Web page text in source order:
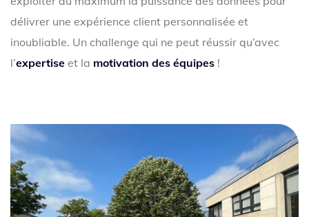
délivrer une expérience client personnalisée et
inoubliable. Un challenge qui ne peut réussir qu’avec
l’expertise et la motivation des équipes !